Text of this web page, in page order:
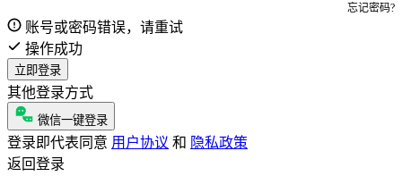
忘记密码?
账号或密码错误，请重试
操作成功
立即登录
其他登录方式
微信一键登录
登录即代表同意 用户协议 和 隐私政策
返回登录